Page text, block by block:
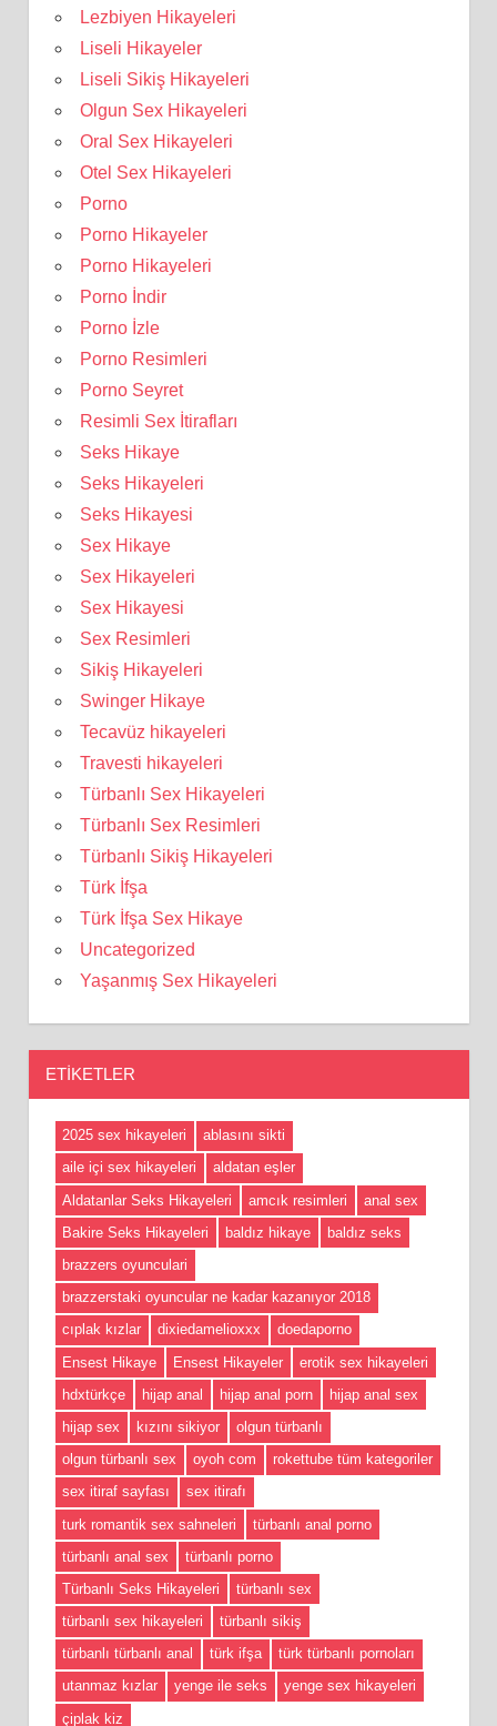
Lezbiyen Hikayeleri
Liseli Hikayeler
Liseli Sikiş Hikayeleri
Olgun Sex Hikayeleri
Oral Sex Hikayeleri
Otel Sex Hikayeleri
Porno
Porno Hikayeler
Porno Hikayeleri
Porno İndir
Porno İzle
Porno Resimleri
Porno Seyret
Resimli Sex İtirafları
Seks Hikaye
Seks Hikayeleri
Seks Hikayesi
Sex Hikaye
Sex Hikayeleri
Sex Hikayesi
Sex Resimleri
Sikiş Hikayeleri
Swinger Hikaye
Tecavüz hikayeleri
Travesti hikayeleri
Türbanlı Sex Hikayeleri
Türbanlı Sex Resimleri
Türbanlı Sikiş Hikayeleri
Türk İfşa
Türk İfşa Sex Hikaye
Uncategorized
Yaşanmış Sex Hikayeleri
ETIKETLER
2025 sex hikayeleri
ablasını sikti
aile içi sex hikayeleri
aldatan eşler
Aldatanlar Seks Hikayeleri
amcık resimleri
anal sex
Bakire Seks Hikayeleri
baldız hikaye
baldız seks
brazzers oyunculari
brazzerstaki oyuncular ne kadar kazanıyor 2018
cıplak kızlar
dixiedamelioxxx
doedaporno
Ensest Hikaye
Ensest Hikayeler
erotik sex hikayeleri
hdxtürkçe
hijap anal hijap anal porn
hijap anal sex
hijap sex
kızını sikiyor
olgun türbanlı
olgun türbanlı sex
oyoh com
rokettube tüm kategoriler
sex itiraf sayfası
sex itirafı
turk romantik sex sahneleri
türbanlı anal porno
türbanlı anal sex
türbanlı porno
Türbanlı Seks Hikayeleri
türbanlı sex
türbanlı sex hikayeleri
türbanlı sikiş
türbanlı türbanlı anal
türk ifşa
türk türbanlı pornoları
utanmaz kızlar
yenge ile seks
yenge sex hikayeleri
çiplak kiz